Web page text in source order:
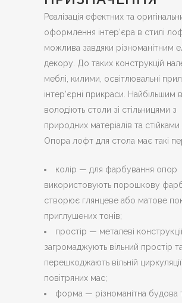
Реалізація ефектних та
оформлення інтер’єра в стилі
можлива завдяки різноманітним
декору. До таких конструкцій
меблі, килими, освітлювальні
інтер’єрні прикраси. Найбільшим
володіють столи зі стільницями з
природних матеріалів та стійками
Опора лофт для стола має такі
колір — для фарбування опор
використовують порошкову
створює глянцеве або матове
приглушених тонів;
простір — металеві
загромаджують вільний простір
перешкоджають вільній циркуляції
повітряних мас;
форма — різноманітна будова